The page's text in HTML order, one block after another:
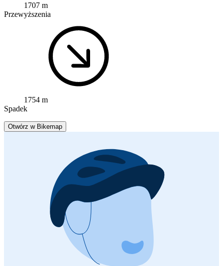
1707 m
Przewyższenia
1754 m
Spadek
Otwórz w Bikemap